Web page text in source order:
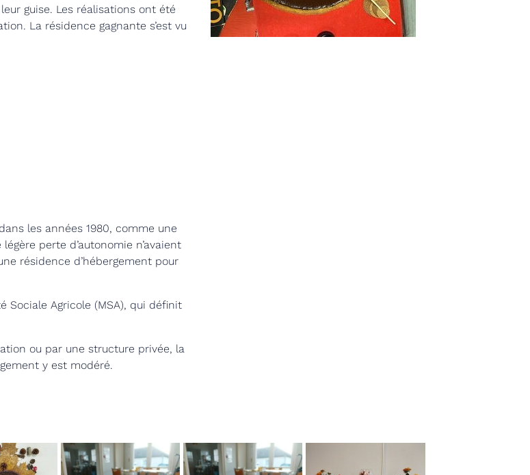
guise. Les réalisations ont été
La résidence gagnante s’est vu
les années 1980, comme une
perte d’autonomie n’avaient
résidence d’hébergement pour
Sociale Agricole (MSA), qui définit
ou par une structure privée, la
y est modéré.